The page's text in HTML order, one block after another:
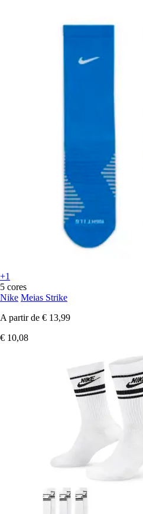
+1
5 cores
Nike Meias Strike
A partir de € 13,99
€ 10,08